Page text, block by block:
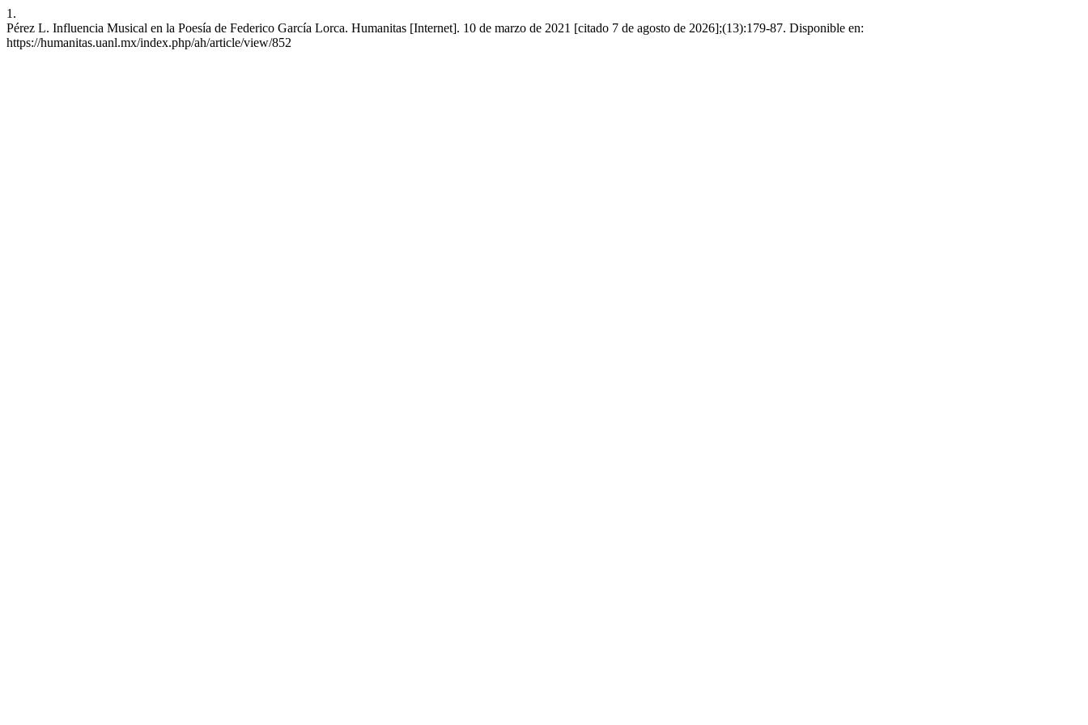
1.
Pérez L. Influencia Musical en la Poesía de Federico García Lorca. Humanitas [Internet]. 10 de marzo de 2021 [citado 7 de agosto de 2026];(13):179-87. Disponible en:
https://humanitas.uanl.mx/index.php/ah/article/view/852